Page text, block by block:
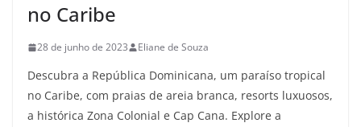
no Caribe
28 de junho de 2023 Eliane de Souza
Descubra a República Dominicana, um paraíso tropical
no Caribe, com praias de areia branca, resorts luxuosos,
a histórica Zona Colonial e Cap Cana. Explore a